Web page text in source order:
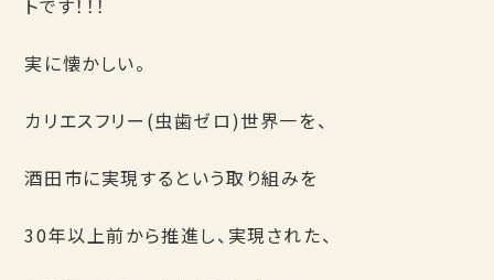
トです！！！
実に懐かしい。
カリエスフリー(虫歯ゼロ)世界一を、
酒田市に実現するという取り組みを
30年以上前から推進し、実現された、